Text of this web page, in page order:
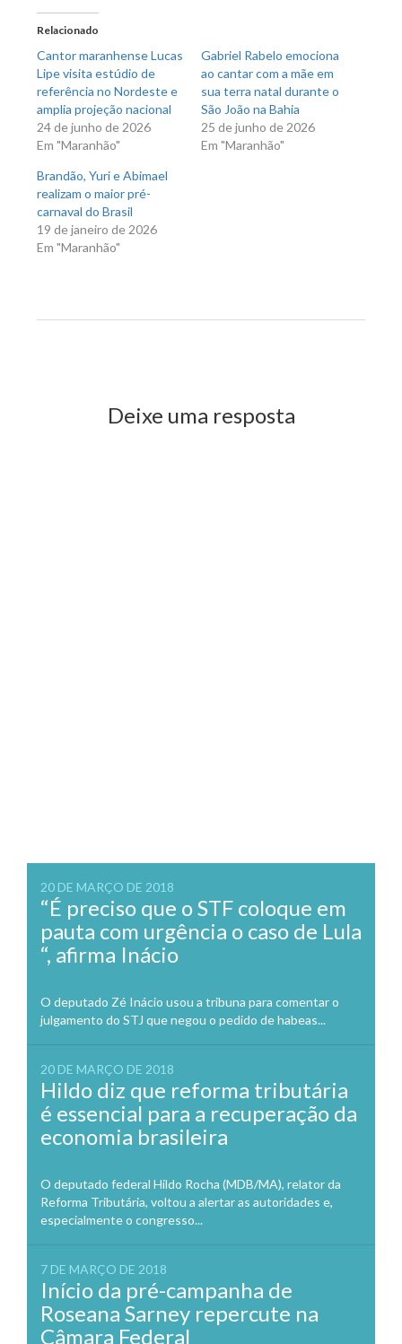
em
nova
janela)
Relacionado
Cantor maranhense Lucas
Lipe visita estúdio de
referência no Nordeste e
amplia projeção nacional
24 de junho de 2026
Em "Maranhão"
Gabriel Rabelo emociona
ao cantar com a mãe em
sua terra natal durante o
São João na Bahia
25 de junho de 2026
Em "Maranhão"
Brandão, Yuri e Abimael
realizam o maior pré-
carnaval do Brasil
19 de janeiro de 2026
Em "Maranhão"
Deixe uma resposta
20 DE MARÇO DE 2018
“É preciso que o STF coloque em
pauta com urgência o caso de Lula
“, afirma Inácio
O deputado Zé Inácio usou a tribuna para comentar o
julgamento do STJ que negou o pedido de habeas...
20 DE MARÇO DE 2018
Hildo diz que reforma tributária
é essencial para a recuperação da
economia brasileira
O deputado federal Hildo Rocha (MDB/MA), relator da
Reforma Tributária, voltou a alertar as autoridades e,
especialmente o congresso...
7 DE MARÇO DE 2018
Início da pré-campanha de
Roseana Sarney repercute na
Câmara Federal